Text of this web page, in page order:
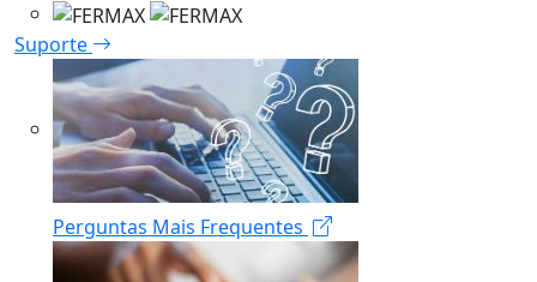
Suporte
Perguntas Mais Frequentes